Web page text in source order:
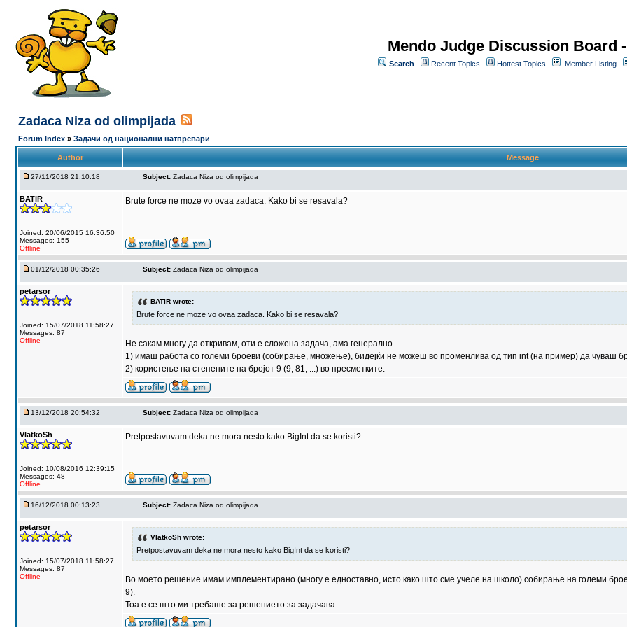
Mendo Judge Discussion Board
Search Recent Topics Hottest Topics Member Listing
Zadaca Niza od olimpijada
Forum Index » Задачи од национални натпревари
Author Message
27/11/2018 21:10:18 Subject: Zadaca Niza od olimpijada
BATIR
Joined: 20/06/2015 16:36:50
Messages: 155
Offline
Brute force ne moze vo ovaa zadaca. Kako bi se resavala?
01/12/2018 00:35:26 Subject: Zadaca Niza od olimpijada
petarsor
Joined: 15/07/2018 11:58:27
Messages: 87
Offline
BATIR wrote:
Brute force ne moze vo ovaa zadaca. Kako bi se resavala?
Не сакам многу да откривам, оти е сложена задача, ама генерално
1) имаш работа со големи броеви (собирање, множење), бидејќи не можеш во променлива од тип int (на пример) да чуваш
2) користење на степените на бројот 9 (9, 81, ...) во пресметките.
13/12/2018 20:54:32 Subject: Zadaca Niza od olimpijada
VlatkoSh
Joined: 10/08/2016 12:39:15
Messages: 48
Offline
Pretpostavuvam deka ne mora nesto kako BigInt da se koristi?
16/12/2018 00:13:23 Subject: Zadaca Niza od olimpijada
petarsor
Joined: 15/07/2018 11:58:27
Messages: 87
Offline
VlatkoSh wrote:
Pretpostavuvam deka ne mora nesto kako BigInt da se koristi?
Во моето решение имам имплементирано (многу е едноставно, исто како што сме учеле на школо) собирање на големи
9).
Тоа е се што ми требаше за решението за задачава.